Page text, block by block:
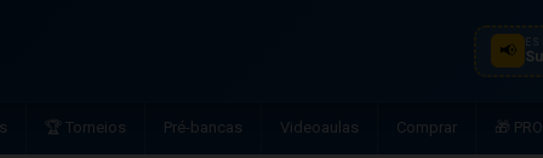
📢
🏆 Torneios Pré-bancas Videoaulas Comprar 🎁